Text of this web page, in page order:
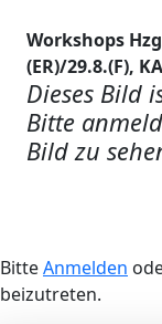
Workshops
(ER)/29.8.(F),
Dieses Bild
Bitte
Bild zu
BitteAnmelden
beizutreten.